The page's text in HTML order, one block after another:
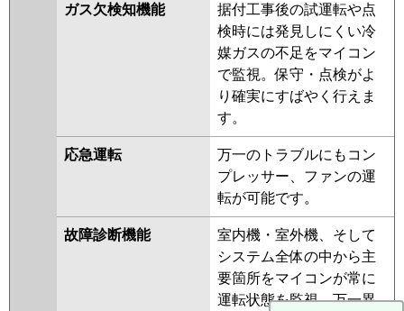
ガス欠検知機能
据付工事後の試運転や点
検時には発見しにくい冷
媒ガスの不足をマイコン
で監視。保守・点検がよ
り確実にすばやく行えま
す。
応急運転
万一のトラブルにもコン
プレッサー、ファンの運
転が可能です。
故障診断機能
室内機・室外機、そして
システム全体の中から主
要箇所をマイコンが常に
運転状態を監視。万一異